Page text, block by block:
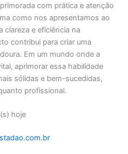
com prática e atenção
como nos apresentamos ao
clareza e eficiência na
contribui para criar uma
Em um mundo onde a
aprimorar essa habilidade
sólidas e bem-sucedidas,
profissional.
hoje